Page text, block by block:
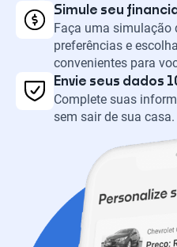
Simule seu
Faça uma simulação
preferências e
convenientes para
Envie seus dados
Complete suas
sem sair de sua casa.